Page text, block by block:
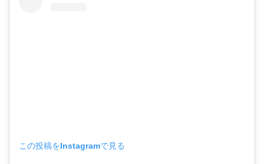
この投稿をInstagramで見る